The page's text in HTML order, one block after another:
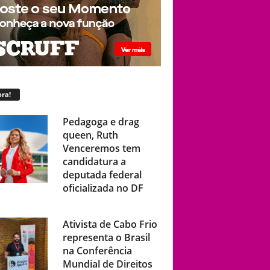
Pedagoga e drag
queen, Ruth
Venceremos tem
candidatura a
deputada federal
oficializada no DF
Ativista de Cabo Frio
representa o Brasil
na Conferência
Mundial de Direitos